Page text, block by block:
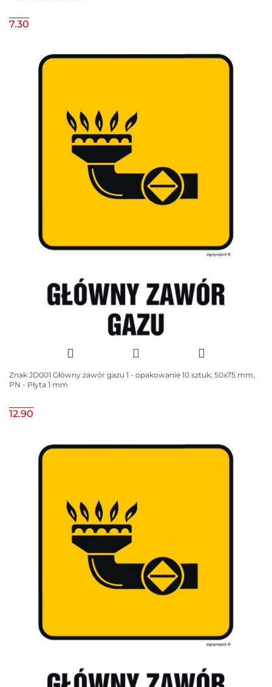
7.30
Znak JD001 Główny zawór gazu 1 - opakowanie 10 sztuk, 50x75 mm,
PN - Płyta 1 mm
12.90